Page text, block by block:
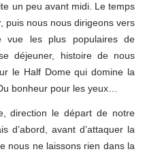
un peu avant midi. Le temps
puis nous nous dirigeons vers
vue les plus populaires de
déjeuner, histoire de nous
le Half Dome qui domine la
bonheur pour les yeux…
direction le départ de notre
d’abord, avant d’attaquer la
nous ne laissons rien dans la